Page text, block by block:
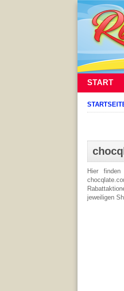
START
Hier
jeweiligen